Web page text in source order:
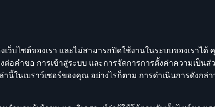
ว็บไซต์ของเรา และไม่สามารถปิดใช้งานในระบบของเราได้
อคำขอ การเข้าสู่ระบบ และการจัดการการตั้งค่าความเป็
นี้ในเบราว์เซอร์ของคุณ อย่างไรก็ตาม การดำเนินการดังก